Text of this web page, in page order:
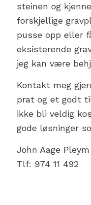
steinen og
forskjellige
pusse opp eller
eksisterende
jeg kan være
Kontakt meg
prat og et godt
ikke bli veldig
gode løsninger
John Aage
Tlf: 974 11 492